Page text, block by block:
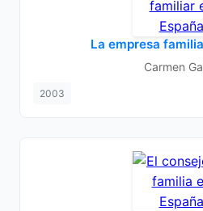
La empresa
Carmen
2003